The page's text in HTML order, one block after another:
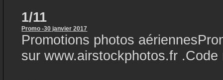
1/11
Promo -30 janvier 2017
Promotions photos
sur www.airstockphotos.fr